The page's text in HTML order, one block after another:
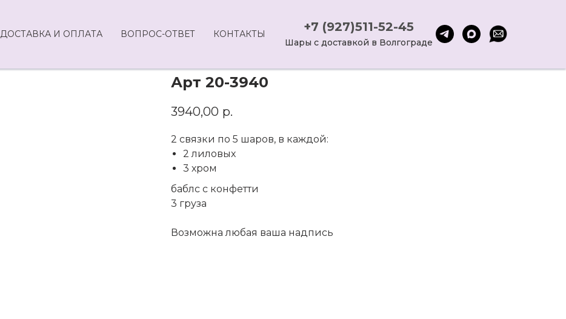
ДОСТАВКА И ОПЛАТА ВОПРОС-ОТВЕТ КОНТАКТЫ +7 (927)511-52-45
Шары с доставкой в Волгограде
Арт 20-3940
3940,00 р.
2 связки по 5 шаров, в каждой:
2 лиловых
3 хром
баблс с конфетти
3 груза
Возможна любая ваша надпись